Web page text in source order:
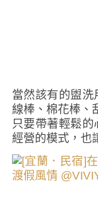
當然該有的盥
線棒、棉花棒、
只要帶著輕鬆
經營的模式，也